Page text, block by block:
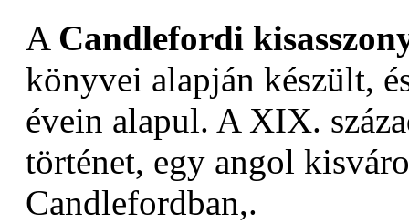
A Candlefordi
könyvei alapján készült,
évein alapul. A XIX.
történet, egy angol
Candlefordban,.